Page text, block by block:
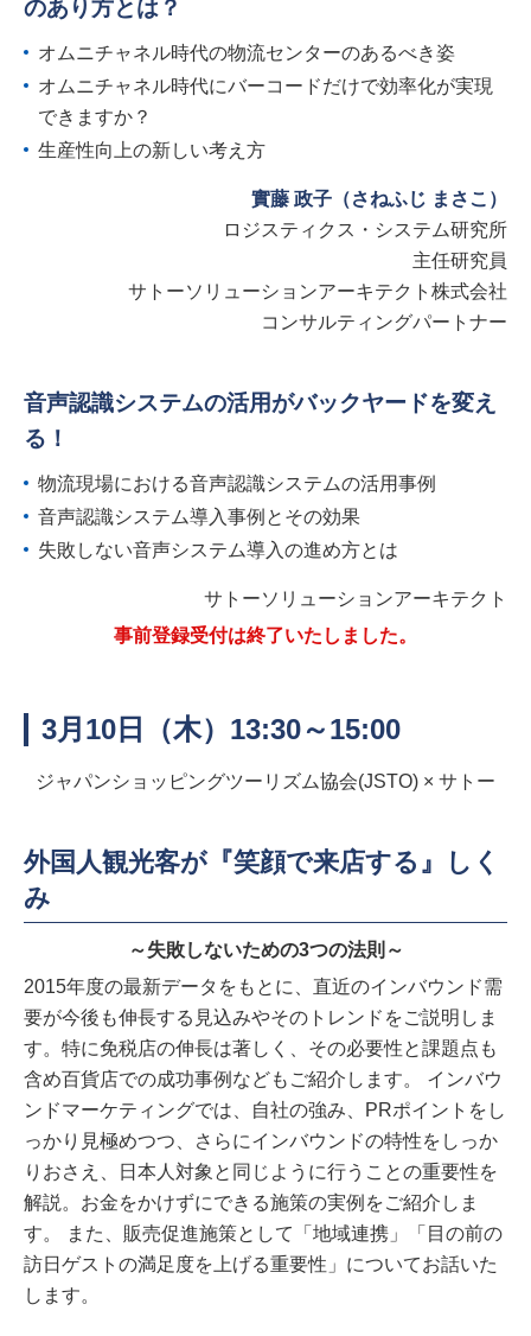
のあり方とは？
オムニチャネル時代の物流センターのあるべき姿
オムニチャネル時代にバーコードだけで効率化が実現
できますか？
生産性向上の新しい考え方
實藤 政子（さねふじ まさこ）
ロジスティクス・システム研究所
主任研究員
サトーソリューションアーキテクト株式会社
コンサルティングパートナー
音声認識システムの活用がバックヤードを変え
る！
物流現場における音声認識システムの活用事例
音声認識システム導入事例とその効果
失敗しない音声システム導入の進め方とは
サトーソリューションアーキテクト
事前登録受付は終了いたしました。
3月10日（木）13:30～15:00
ジャパンショッピングツーリズム協会(JSTO) × サトー
外国人観光客が『笑顔で来店する』しく
み
～失敗しないための3つの法則～
2015年度の最新データをもとに、直近のインバウンド需
要が今後も伸長する見込みやそのトレンドをご説明しま
す。特に免税店の伸長は著しく、その必要性と課題点も
含め百貨店での成功事例などもご紹介します。 インバウ
ンドマーケティングでは、自社の強み、PRポイントをし
っかり見極めつつ、さらにインバウンドの特性をしっか
りおさえ、日本人対象と同じように行うことの重要性を
解説。お金をかけずにできる施策の実例をご紹介しま
す。 また、販売促進施策として「地域連携」「目の前の
訪日ゲストの満足度を上げる重要性」についてお話いた
します。